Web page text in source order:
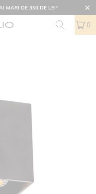
MARI DE 350 DE LEI*
0